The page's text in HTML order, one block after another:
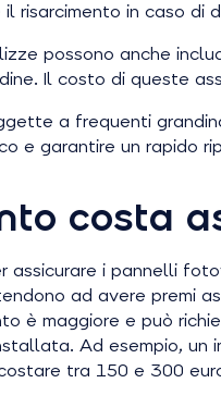
il risarcimento in caso
possono anche
Il costo di queste
a frequenti
e garantire un rapido
costa
assicurare i pannelli
ad avere premi
è maggiore e può
Ad esempio, un
tra 150 e 300